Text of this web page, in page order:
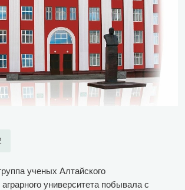
ученых Алтайского
аграрного университета побывала с